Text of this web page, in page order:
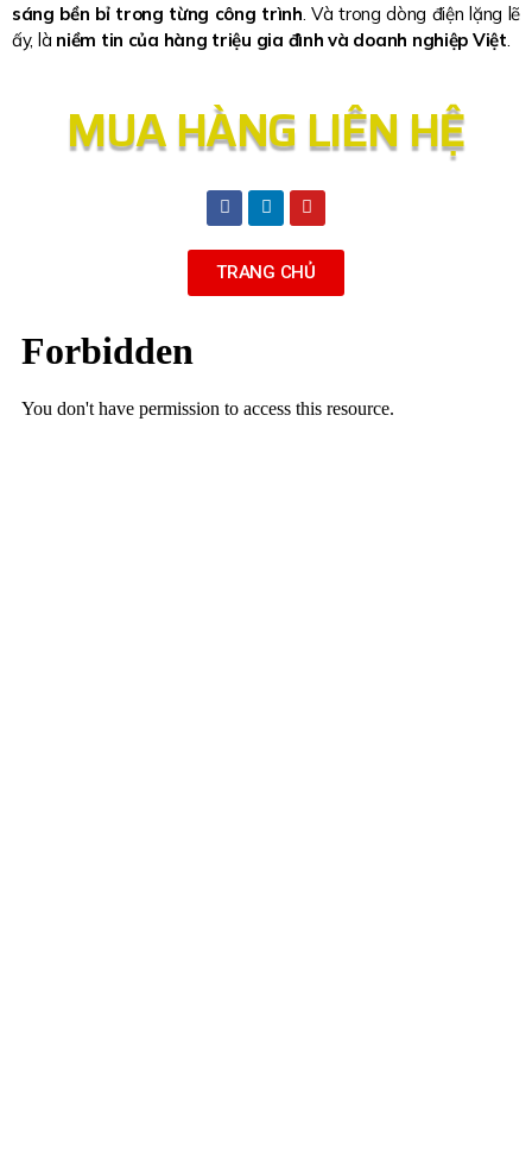
sáng bền bỉ trong từng công trình . Và trong dòng điện lặng lẽ
ấy, là niềm tin của hàng triệu gia đình và doanh nghiệp Việt
MUA HÀNG LIÊN HỆ
TRANG CHỦ